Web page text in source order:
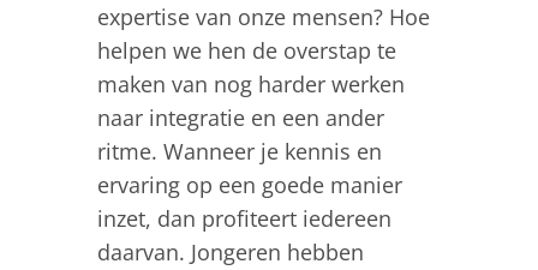
expertise van onze mensen? Hoe
helpen we hen de overstap te
maken van nog harder werken
naar integratie en een ander
ritme. Wanneer je kennis en
ervaring op een goede manier
inzet, dan profiteert iedereen
daarvan. Jongeren hebben